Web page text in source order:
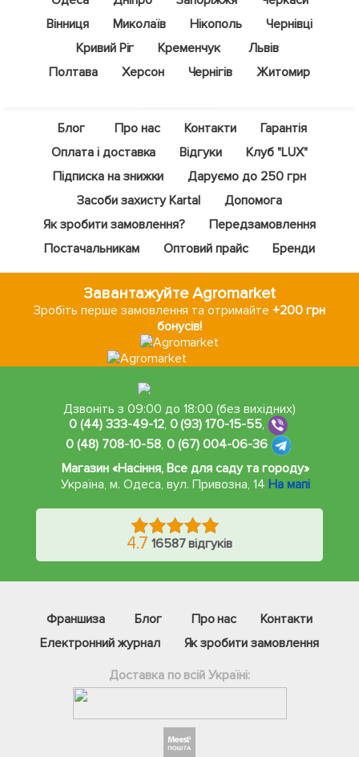
Вінниця
Миколаїв Нікополь
Чернівці
Кривий Ріг
Кременчук
Львів
Полтава
Херсон Чернігів Житомир
Блог Про нас Контакти
Гарантія
Оплата і доставка
Відгуки
Клуб "LUX"
Підписка на знижки
Даруємо до 250 грн
Засоби захисту Kartal
Допомога
Як зробити замовлення?
Передзамовлення
Постачальникам
Оптовий прайс Бренди
Завантажуйте Agromarket
Зробіть перше замовлення та отримайте+200 грн
бонусів!
Дзвоніть з 09:00 до 18:00 (без вихідних)
0 (44) 333-49-12, 0 (93) 170-15-55,
0 (48) 708-10-58, 0 (67) 004-06-36
Магазин «Насіння, Все для саду та городу»
Україна, м. Одеса,вул. Привозна, 14 На мапі
4.7 16587 відгуків
Франшиза Блог Про нас
Контакти
Електронний журнал
Як зробити замовлення
Доставка по всій Україні: